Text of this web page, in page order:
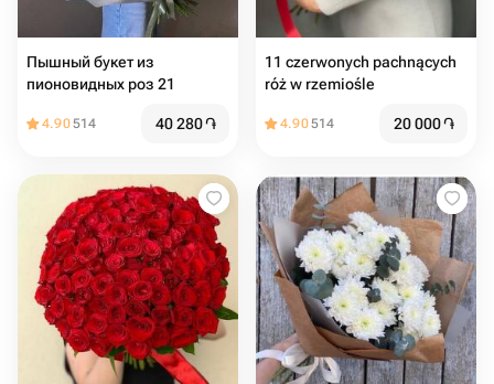
Пышный букет из
пионовидных роз 21
4.90514 40 280֏
11 czerwonych pachnących
róż w rzemiośle
4.90514 20 000֏